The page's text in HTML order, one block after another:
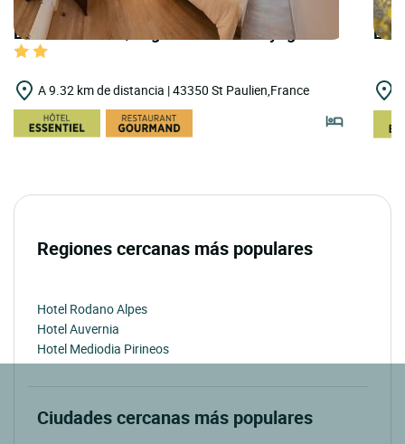
LOGIS HOTELS | Logis Hôtel des Voyageurs
A 9.32 km de distancia | 43350 St Paulien,France
Regiones cercanas más populares
Hotel Rodano Alpes
Hotel Auvernia
Hotel Mediodia Pirineos
Ciudades cercanas más populares